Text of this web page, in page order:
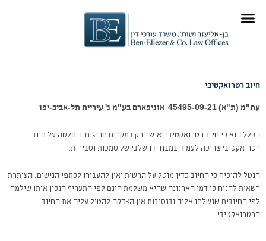
לתוכן
חיוב רטרואקטיבי
עת"מ (ת"א) 45495-09-21‏ ‏ אוניפארם בע"מ נ' עיריית תל-אביב-יפו
הכלל הוא כי חיוב רטרואקטיבי יאושר רק במקרים חריגים. החלטה על חיוב
רטרואקטיבי צריכה לעמוד במבחן דו שלבי של סמכות וסבירות.
הנטל להוכיח כי החיוב כדין מוטל על הרשות ואין להעבירו לכתפי הנישום. העותרת
רשאית להניח כי דמי הארנונה שהיא משלמת הינם לפי התעריף הנכון אותו שילמה
לפי החיובים שנשלחו אליה ובנסיבות אין הצדקה להטיל עליה את החיוב
הרטרואקטיבי.